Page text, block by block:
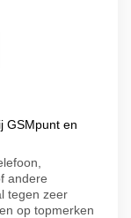
GSMpunt en
andere
tegen zeer
op topmerken